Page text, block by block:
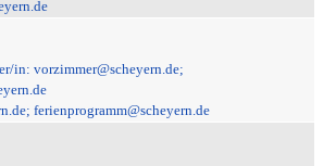
ferienprogramm@scheyern.de